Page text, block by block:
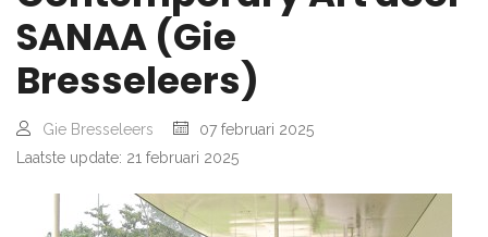
SANAA (Gie
Bresseleers)
Gie Bresseleers
07 februari 2025
Laatste update: 21 februari 2025